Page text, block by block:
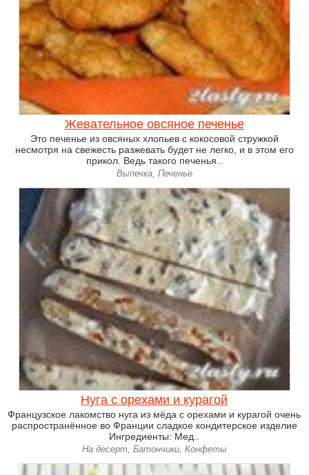
Жевательное овсяное печенье
Это печенье из овсяных хлопьев с кокосовой стружкой
несмотря на свежесть разжевать будет не легко, и в этом его
прикол. Ведь такого печенья..
Выпечка, Печенье
Нуга с орехами и курагой
Французское лакомство нуга из мёда с орехами и курагой очень
распространённое во Франции сладкое кондитерское изделие
Ингредиенты: Мед..
На десерт, Батончики, Конфеты